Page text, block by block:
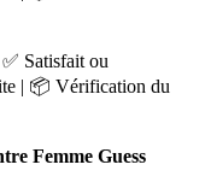
Satisfait ou
| 📦 Vérification du
Femme Guess